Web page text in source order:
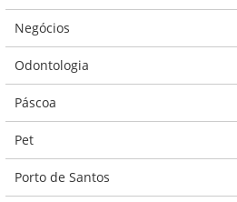
Negócios
Odontologia
Páscoa
Pet
Porto de Santos